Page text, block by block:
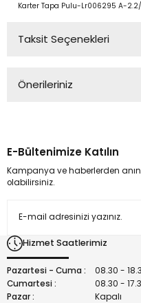
Karter Tapa Pulu-Lr006295 A-
Taksit Seçenekleri
Önerileriniz
kullanarak tarafımıza
Görüş ve önerileriniz için
Ürün açıklamasında
Bu ürüne benzer farklı
E-Bültenimize Katılın
Kampanya ve haberlerden
olabilirsiniz.
Hizmet Saatlerimiz
Pazartesi - Cuma :
08.30 -
Cumartesi :
08.30 -
Pazar :
Kapalı